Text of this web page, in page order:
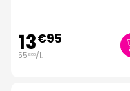
13€95
55€80/l.